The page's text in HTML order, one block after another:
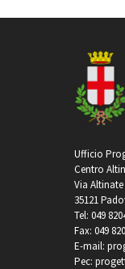
Ufficio
Centro
Via Altinate
35121
Tel: 049
Fax: 049
E-mail:
Pec: